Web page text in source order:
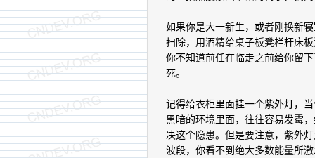
如果你是大一新生，或者刚换新
扫除，用酒精给桌子板凳栏杆床
你不知道前任在临走之前给你留
死。
记得给衣柜里面挂一个紫外灯，
黑暗的环境里面，往往容易发霉
决这个隐患。但是要注意，紫外
波段，你看不到绝大多数能量所